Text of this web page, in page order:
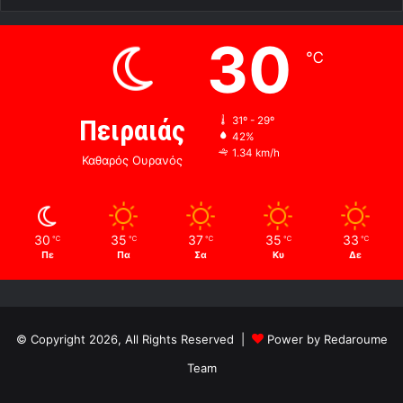
Πειραιάς
Καθαρός Ουρανός
30 ℃
31º - 29º
42%
1.34 km/h
30 ℃
Πε
35 ℃
Πα
37 ℃
Σα
35 ℃
Κυ
33 ℃
Δε
© Copyright 2026, All Rights Reserved |
Power by Redaroume
Team